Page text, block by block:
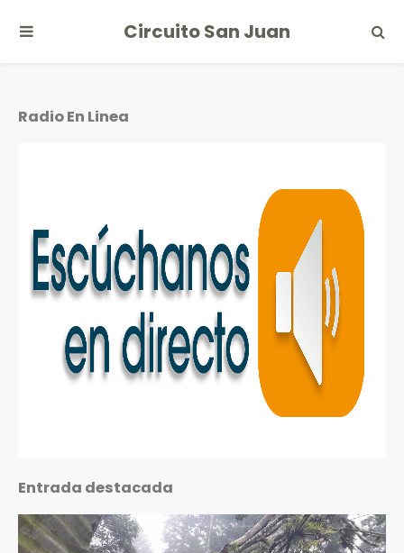
Circuito San Juan
Radio En Linea
Entrada destacada